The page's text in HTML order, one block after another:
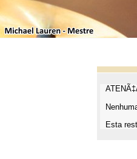
Esta